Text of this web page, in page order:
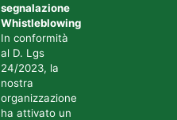
segnalazione
Whistleblowing
In conformità
al D. Lgs
24/2023, la
nostra
organizzazione
ha attivato un